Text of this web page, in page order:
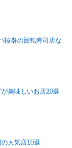
抜群の回転寿司店な
美味しいお店20選
人気店10選